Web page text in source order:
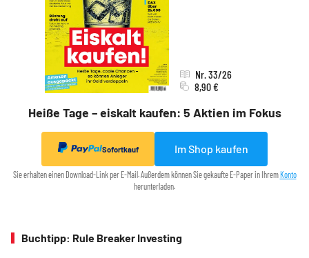
Heiße Tage – eiskalt kaufen: 5 Aktien im Fokus
Nr. 33/26
8,90 €
Sofortkauf Im Shop kaufen
Sie erhalten einen Download-Link per E-Mail. Außerdem können Sie gekaufte E-Paper in Ihrem Konto
herunterladen.
Buchtipp: Rule Breaker Investing